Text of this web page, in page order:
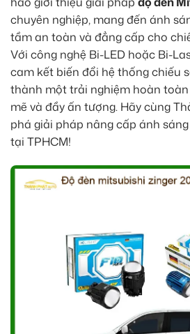
chuyên nghiệp, mang đến ánh
tầm an toàn và đẳng cấp cho
Với công nghệ Bi-LED hoặc Bi-
cam kết biến đổi hệ thống chiếu
thành một trải nghiệm hoàn
mẽ và đầy ấn tượng. Hãy cùng
phá giải pháp nâng cấp ánh
tại TPHCM!